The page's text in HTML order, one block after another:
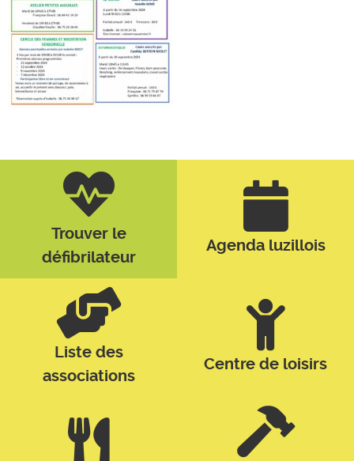
Trouver le
défibrilateur
Agenda luzillois
Liste des
associations
Centre de loisirs